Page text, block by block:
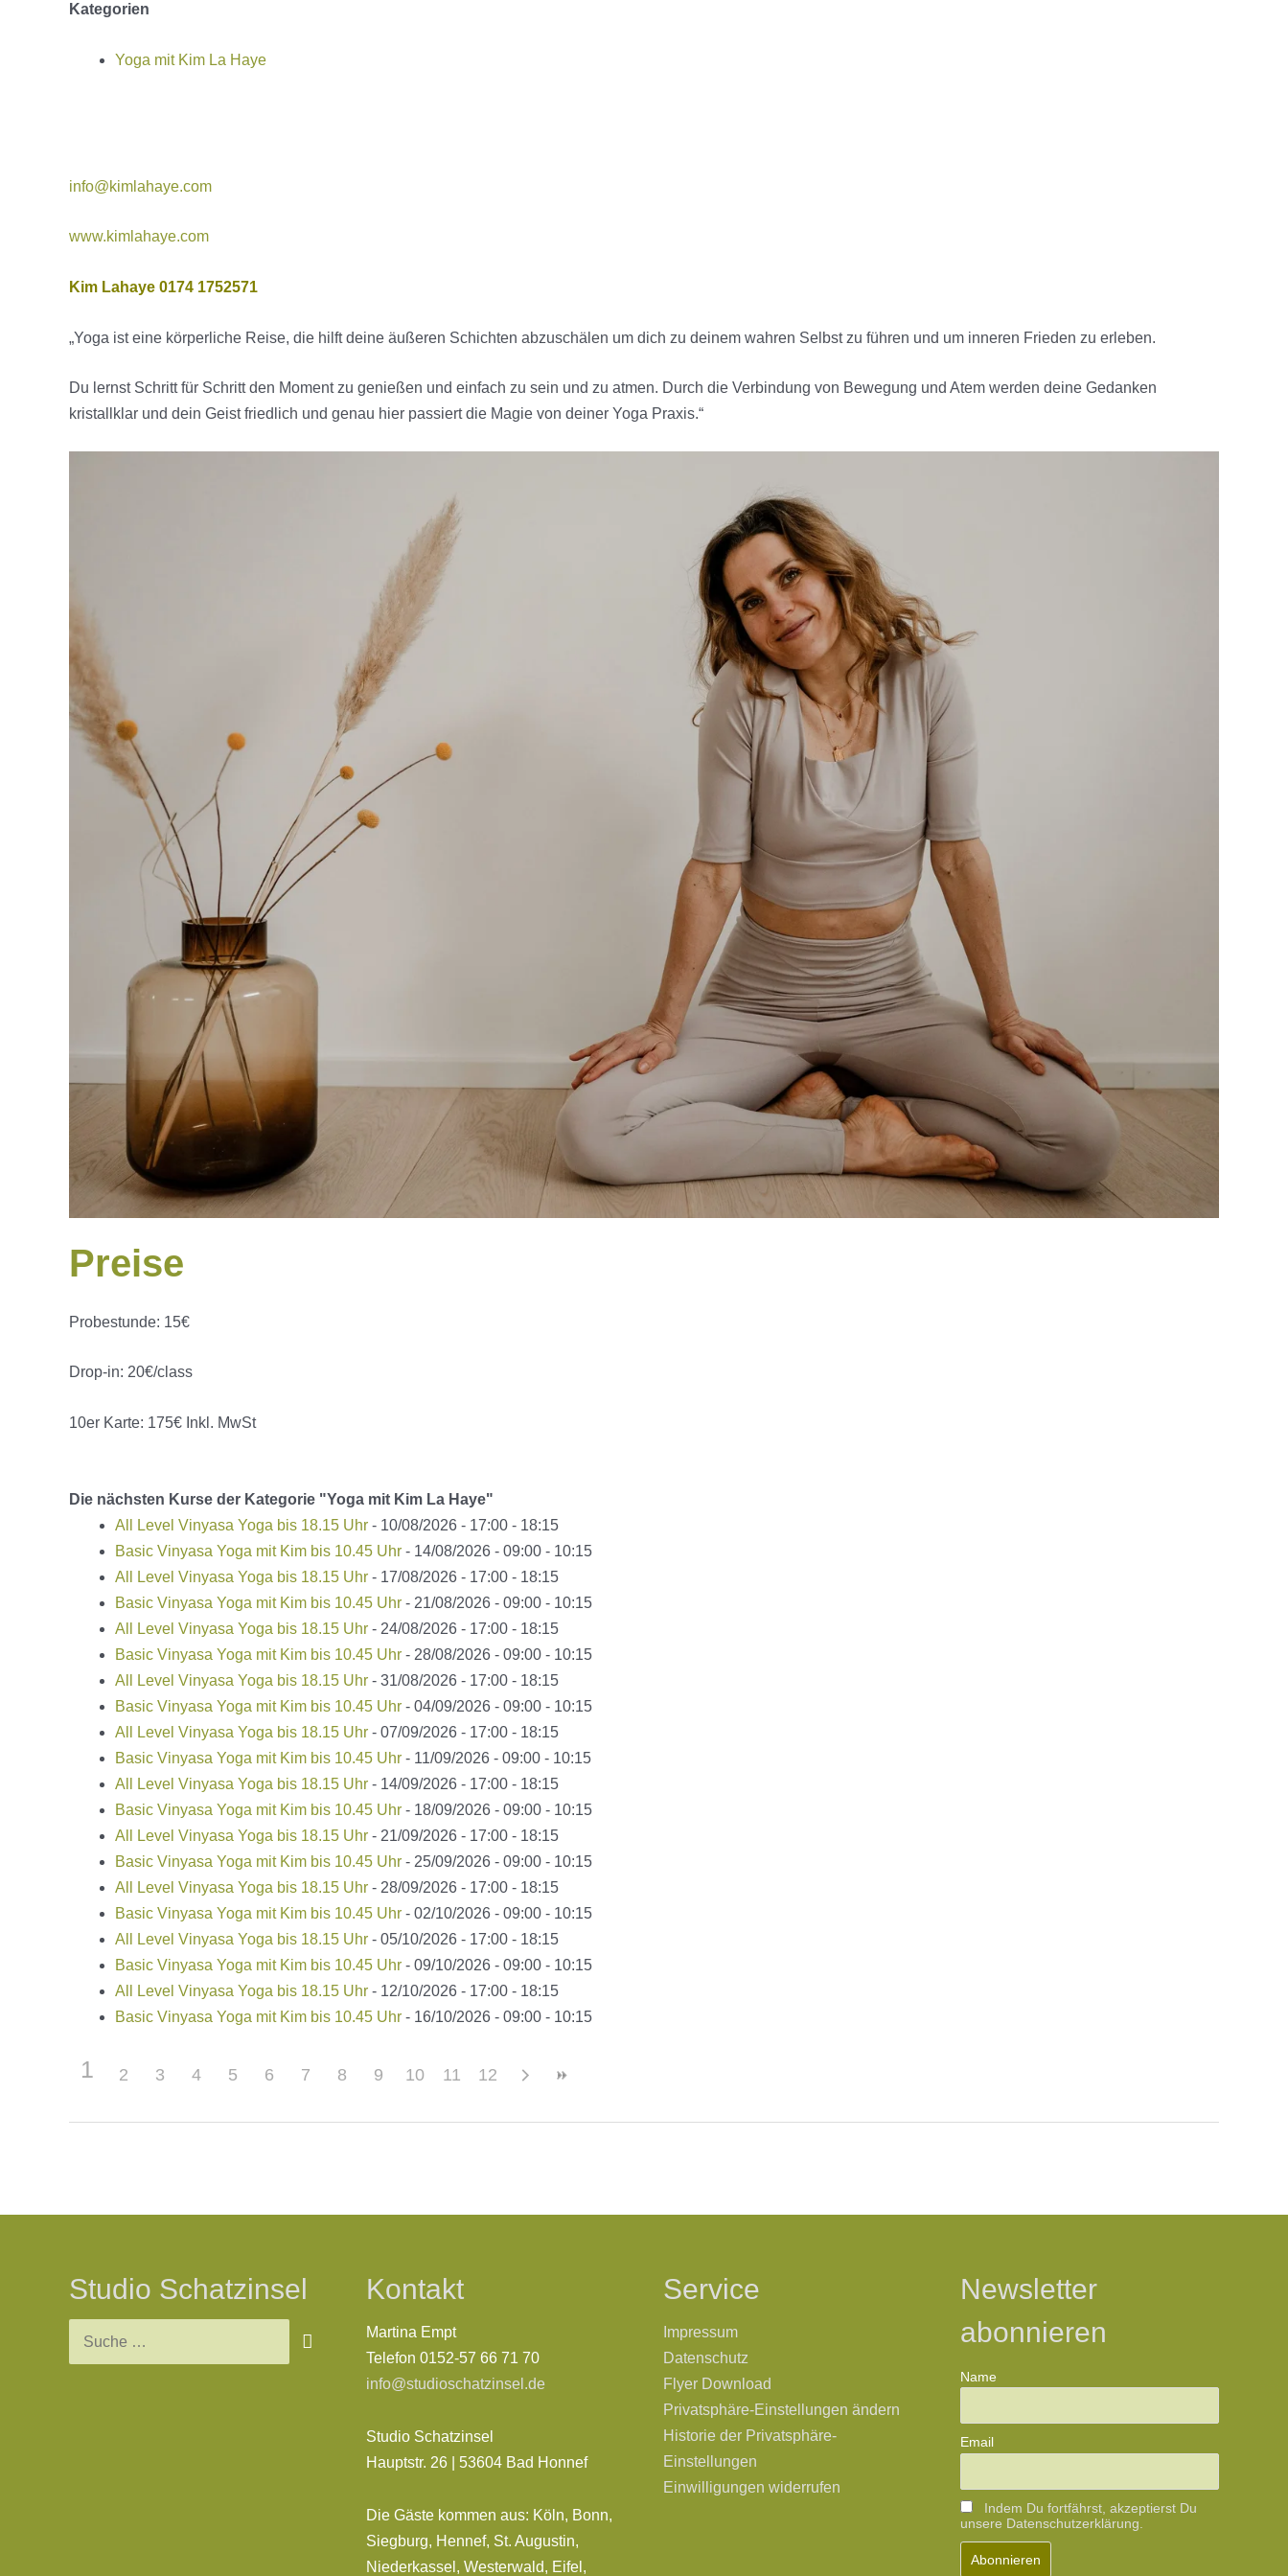
Kategorien
Yoga mit Kim La Haye
info@kimlahaye.com
www.kimlahaye.com
Kim Lahaye 0174 1752571
„Yoga ist eine körperliche Reise, die hilft deine äußeren Schichten abzuschälen um dich zu deinem wahren Selbst zu führen und um inneren Frieden zu erleben.
Du lernst Schritt für Schritt den Moment zu genießen und einfach zu sein und zu atmen. Durch die Verbindung von Bewegung und Atem werden deine Gedanken
kristallklar und dein Geist friedlich und genau hier passiert die Magie von deiner Yoga Praxis.“
Preise
Probestunde: 15€
Drop-in: 20€/class
10er Karte: 175€ Inkl. MwSt
Die nächsten Kurse der Kategorie "Yoga mit Kim La Haye"
All Level Vinyasa Yoga bis 18.15 Uhr - 10/08/2026 - 17:00 - 18:15
Basic Vinyasa Yoga mit Kim bis 10.45 Uhr - 14/08/2026 - 09:00 - 10:15
All Level Vinyasa Yoga bis 18.15 Uhr - 17/08/2026 - 17:00 - 18:15
Basic Vinyasa Yoga mit Kim bis 10.45 Uhr - 21/08/2026 - 09:00 - 10:15
All Level Vinyasa Yoga bis 18.15 Uhr - 24/08/2026 - 17:00 - 18:15
Basic Vinyasa Yoga mit Kim bis 10.45 Uhr - 28/08/2026 - 09:00 - 10:15
All Level Vinyasa Yoga bis 18.15 Uhr - 31/08/2026 - 17:00 - 18:15
Basic Vinyasa Yoga mit Kim bis 10.45 Uhr - 04/09/2026 - 09:00 - 10:15
All Level Vinyasa Yoga bis 18.15 Uhr - 07/09/2026 - 17:00 - 18:15
Basic Vinyasa Yoga mit Kim bis 10.45 Uhr - 11/09/2026 - 09:00 - 10:15
All Level Vinyasa Yoga bis 18.15 Uhr - 14/09/2026 - 17:00 - 18:15
Basic Vinyasa Yoga mit Kim bis 10.45 Uhr - 18/09/2026 - 09:00 - 10:15
All Level Vinyasa Yoga bis 18.15 Uhr - 21/09/2026 - 17:00 - 18:15
Basic Vinyasa Yoga mit Kim bis 10.45 Uhr - 25/09/2026 - 09:00 - 10:15
All Level Vinyasa Yoga bis 18.15 Uhr - 28/09/2026 - 17:00 - 18:15
Basic Vinyasa Yoga mit Kim bis 10.45 Uhr - 02/10/2026 - 09:00 - 10:15
All Level Vinyasa Yoga bis 18.15 Uhr - 05/10/2026 - 17:00 - 18:15
Basic Vinyasa Yoga mit Kim bis 10.45 Uhr - 09/10/2026 - 09:00 - 10:15
All Level Vinyasa Yoga bis 18.15 Uhr - 12/10/2026 - 17:00 - 18:15
Basic Vinyasa Yoga mit Kim bis 10.45 Uhr - 16/10/2026 - 09:00 - 10:15
1 2 3 4 5 6 7 8 9 10 11 12
Studio Schatzinsel Kontakt
Martina Empt
Telefon 0152-57 66 71 70
info@studioschatzinsel.de
Studio Schatzinsel
Hauptstr. 26 | 53604 Bad Honnef
Die Gäste kommen aus: Köln, Bonn,
Siegburg, Hennef, St. Augustin,
Niederkassel, Westerwald, Eifel,
Service
Impressum
Datenschutz
Flyer Download
Privatsphäre-Einstellungen ändern
Historie der Privatsphäre-
Einstellungen
Einwilligungen widerrufen
Newsletter
abonnieren
Name
Email
Indem Du fortfährst, akzeptierst Du
unsere Datenschutzerklärung.